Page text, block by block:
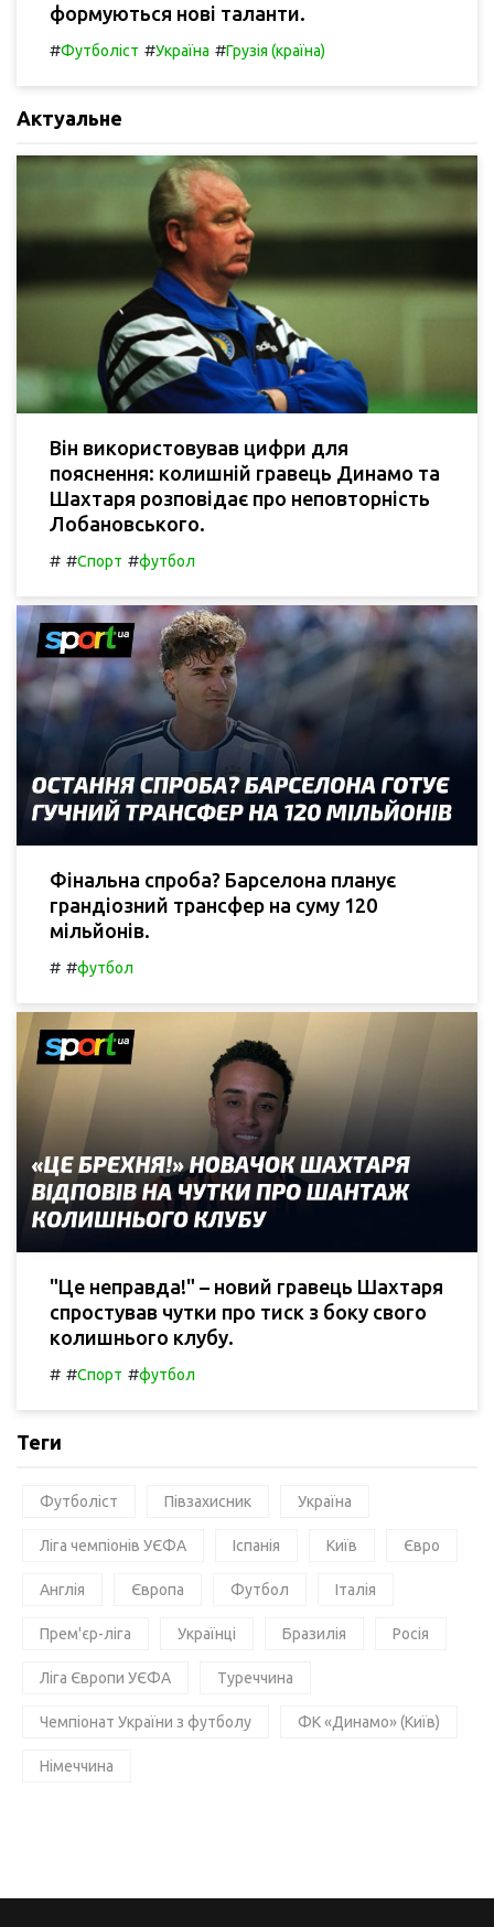
формуються нові таланти.
#Футболіст #Україна #Грузія (країна)
Актуальне
Він використовував цифри для
пояснення: колишній гравець Динамо та
Шахтаря розповідає про неповторність
Лобановського.
# #Спорт #футбол
Фінальна спроба? Барселона планує
грандіозний трансфер на суму 120
мільйонів.
# #футбол
"Це неправда!" – новий гравець Шахтаря
спростував чутки про тиск з боку свого
колишнього клубу.
# #Спорт #футбол
Теги
Футболіст Півзахисник Україна
Ліга чемпіонів УЄФА Іспанія Київ Євро
Англія Європа Футбол Італія
Прем'єр-ліга Українці Бразилія Росія
Ліга Європи УЄФА Туреччина
Чемпіонат України з футболу ФК «Динамо» (Київ)
Німеччина